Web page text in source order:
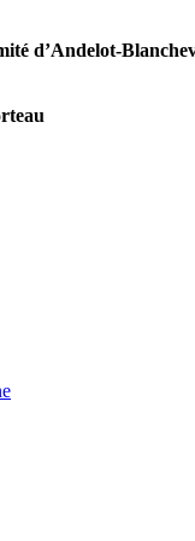
d’Andelot-